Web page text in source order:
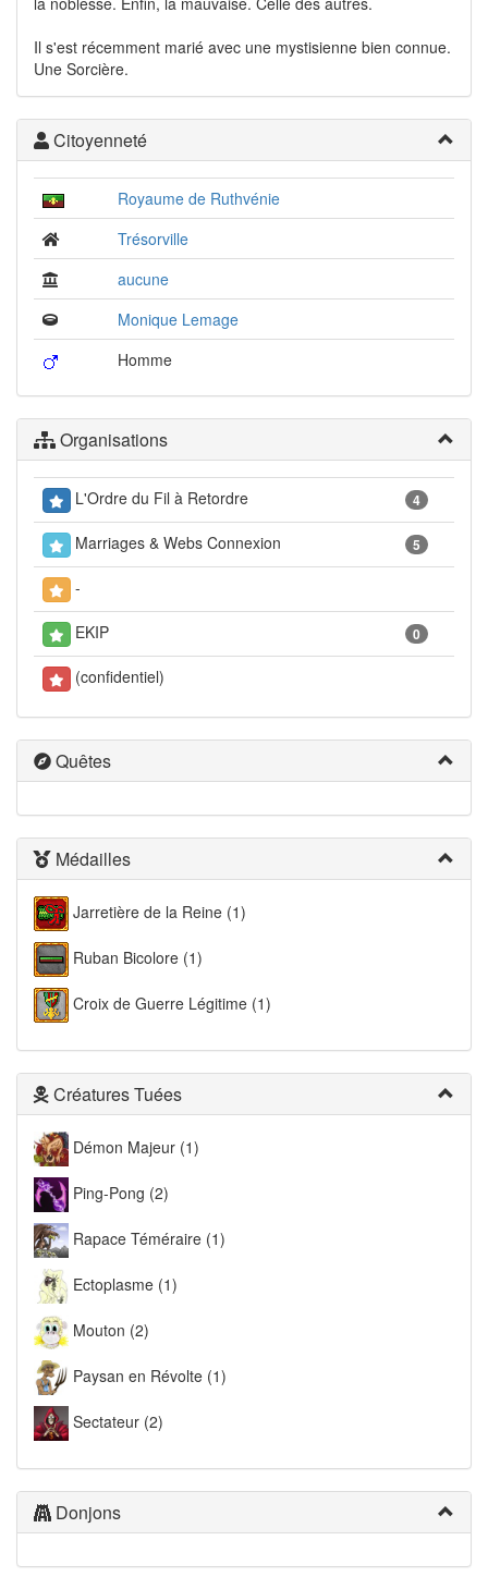
Il s'est récemment marié avec une mystisienne bien connue.
Une Sorcière.
Citoyenneté
Royaume de Ruthvénie
Trésorville
aucune
Monique Lemage
Homme
Organisations
L'Ordre du Fil à Retordre 4
Marriages & Webs Connexion 5
-
EKIP 0
(confidentiel)
Quêtes
Médailles
Jarretière de la Reine (1)
Ruban Bicolore (1)
Croix de Guerre Légitime (1)
Créatures Tuées
Démon Majeur (1)
Ping-Pong (2)
Rapace Téméraire (1)
Ectoplasme (1)
Mouton (2)
Paysan en Révolte (1)
Sectateur (2)
Donjons